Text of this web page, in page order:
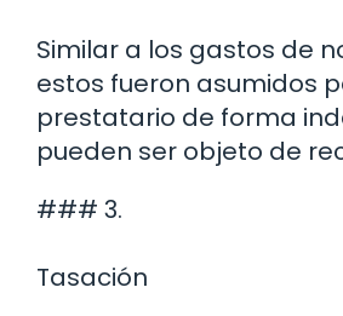
Similar a los gastos de
estos fueron asumidos
prestatario de forma
pueden ser objeto de
### 3.
Tasación